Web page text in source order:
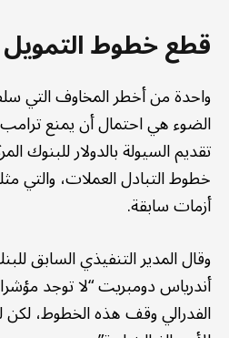
قطع خطوط التمويل
واحدة من أخطر المخاوف التي
الضوء هي احتمال أن يمنع
تقديم السيولة بالدولار للبنوك
خطوط التبادل العملات، والتي
أزمات سابقة.
وقال المدير التنفيذي السابق
أندرياس دومبريت “لا توجد
الفدرالي وقف هذه الخطوط،